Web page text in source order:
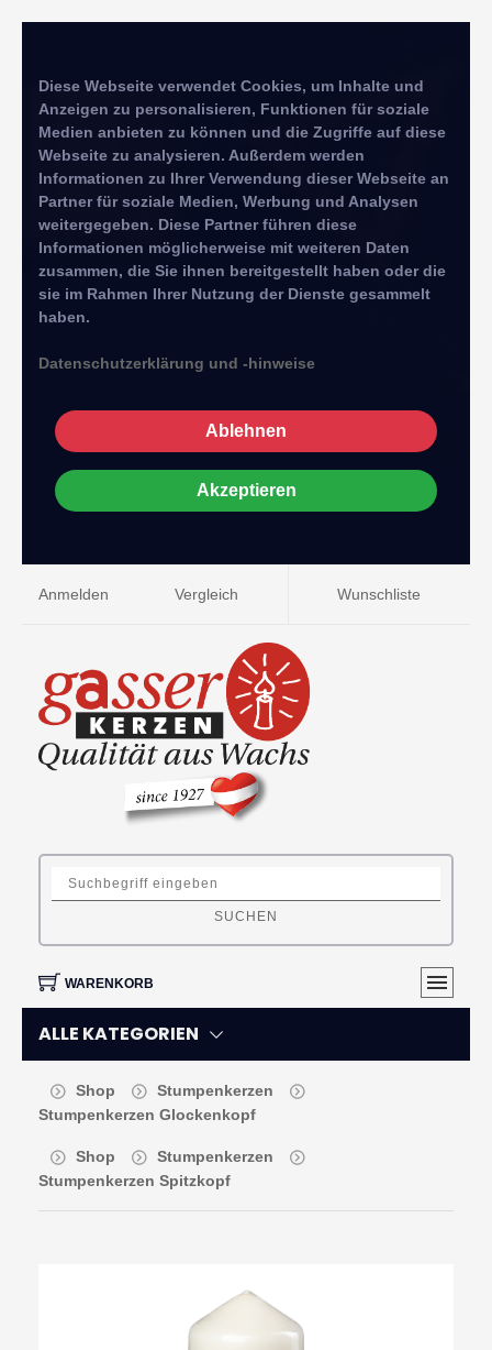
Diese Webseite verwendet Cookies, um Inhalte und
Anzeigen zu personalisieren, Funktionen für soziale
Medien anbieten zu können und die Zugriffe auf diese
Webseite zu analysieren. Außerdem werden
Informationen zu Ihrer Verwendung dieser Webseite an
Partner für soziale Medien, Werbung und Analysen
weitergegeben. Diese Partner führen diese
Informationen möglicherweise mit weiteren Daten
zusammen, die Sie ihnen bereitgestellt haben oder die
sie im Rahmen Ihrer Nutzung der Dienste gesammelt
haben.
Datenschutzerklärung und -hinweise
Ablehnen
Akzeptieren
Anmelden Vergleich Wunschliste
SUCHEN
WARENKORB
ALLE KATEGORIEN
Shop
Stumpenkerzen
Stumpenkerzen Glockenkopf
Shop
Stumpenkerzen
Stumpenkerzen Spitzkopf